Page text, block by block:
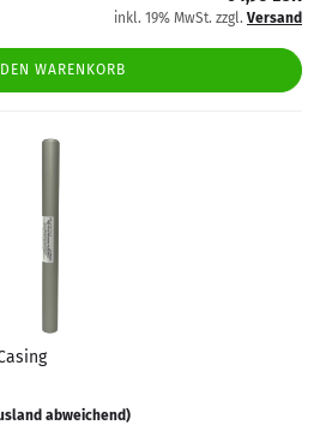
inkl. 19% MwSt. zzgl. Versand
DEN WARENKORB
abweichend)